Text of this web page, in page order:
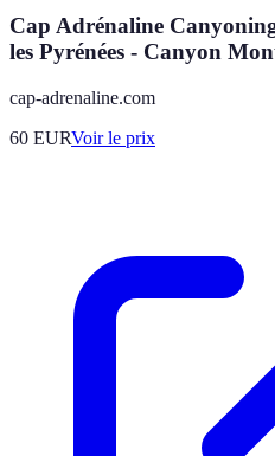
Cap Adrénaline
les Pyrénées - Canyon
cap-adrenaline.com
60 EURVoir le prix